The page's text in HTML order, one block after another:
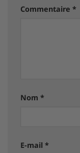
Commentaire *
Nom *
E-mail *